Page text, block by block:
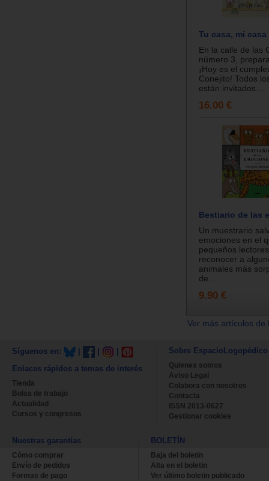
Tu casa, mi casa
En la calle de las
número 3,
¡Hoy es el
Conejito! Todos
están invitados....
16.00 €
Bestiario de las
Un muestrario
emociones en el
pequeños
reconocer a
animales más
de...
9.90 €
Ver más artículos
Síguenos en:
Enlaces rápidos a temas de interés
Tienda
Bolsa de trabajo
Actualidad
Cursos y congresos
Sobre EspacioLogopédico
Quienes somos
Aviso Legal
Colabora con nosotros
Contacta
ISSN 2013-0627
Gestionar cookies
Nuestras garantías
Cómo comprar
Envío de pedidos
Formas de pago
BOLETÍN
Baja del boletin
Alta en el boletin
Ver último boletin publicado